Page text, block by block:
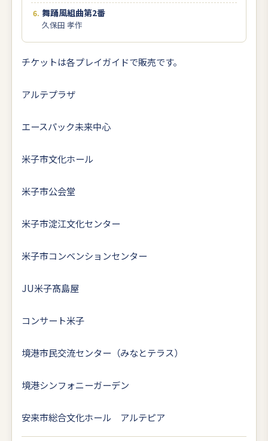
舞踊風組曲第2番
久保田 孝作
チケットは各プレイガイドで販売です。
アルテプラザ
エースパック未来中心
米子市文化ホール
米子市公会堂
米子市淀江文化センター
米子市コンベンションセンター
JU米子髙島屋
コンサート米子
境港市民交流センター（みなとテラス）
境港シンフォニーガーデン
安来市総合文化ホール アルテピア